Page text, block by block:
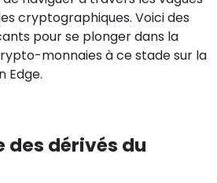
cryptographiques. Voici des
pour se plonger dans la
monnaies à ce stade sur la
Edge.
des dérivés du